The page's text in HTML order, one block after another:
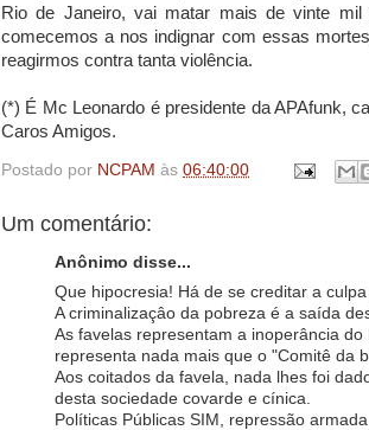
Rio de Janeiro, vai matar mais de vinte
comecemos a nos indignar com essas
reagirmos contra tanta violência.
(*) É Mc Leonardo é presidente da APAfunk,
Caros Amigos.
Postado por NCPAM às 06:40:00
Um comentário:
Anônimo disse...
Que hipocresia! Há de se creditar a culpa
A criminalizaçâo da pobreza é a saída
As favelas representam a inoperância
representa nada mais que o "Comitê da
Aos coitados da favela, nada lhes foi
desta sociedade covarde e cínica.
Políticas Públicas SIM, repressão